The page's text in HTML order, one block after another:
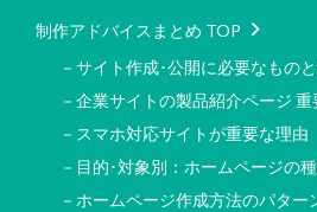
制作アドバイスまとめ TOP
－サイト作成･公開に必要なもの
－企業サイトの製品紹介ページ 重
－スマホ対応サイトが重要な理由
－目的･対象別：ホームページの
－ホームページ作成方法のパター